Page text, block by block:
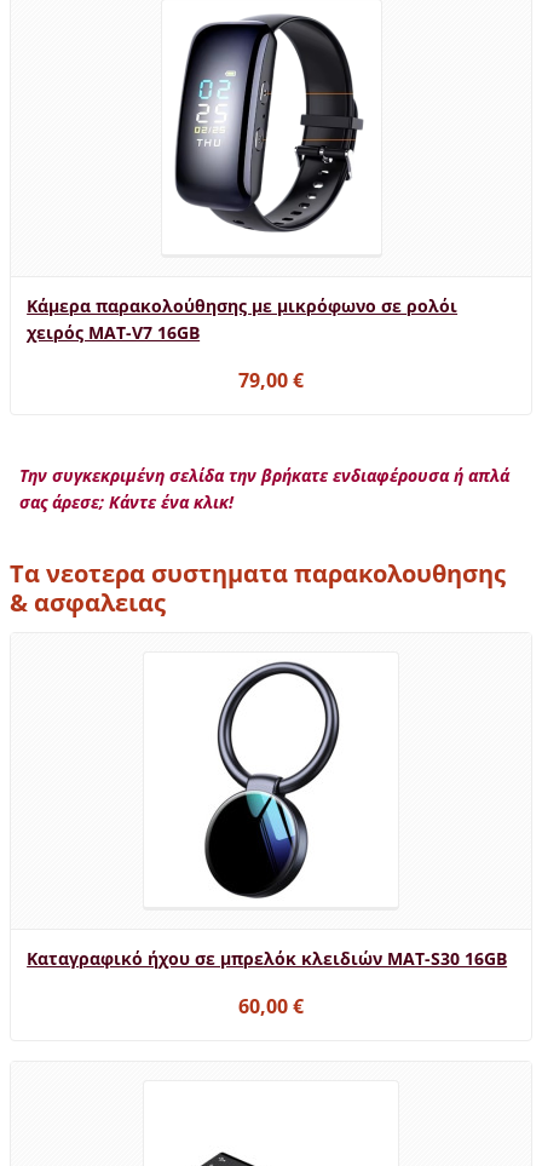
Κάμερα παρακολούθησης με μικρόφωνο σε ρολόι
χειρός MAT-V7 16GB
79,00 €
Την συγκεκριμένη σελίδα την βρήκατε ενδιαφέρουσα ή απλά
σας άρεσε; Κάντε ένα κλικ!
Τα νεοτερα συστηματα παρακολουθησης
& ασφαλειας
Καταγραφικό ήχου σε μπρελόκ κλειδιών MAT-S30 16GB
60,00 €